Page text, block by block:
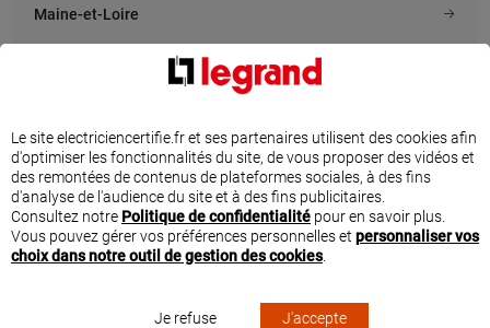
En savoir plus
En savoir plus
VBELEC
99 b rue de la chezine, 44360
SAINT-ETIENNE-DE-MONTLUC
En savoir plus
IDELEC
16 rue de cornen, 44510 LE
POULIGUEN
En savoir plus
Maine-et-Loire
TROUVEZ UN ÉLECTRICIEN CERTIFIÉ PAR
LEGRAND À PONTCHÂTEAU
Que ce soit pour ajouter des prises électriques, des interrupteurs, prévoir un
éclairage extérieur ou encore installer un système de pilotage pour une maison
Quel que soit le quartier dans lequel vous vous situez, il y aura toujours un
Le site electriciencertifie.fr et ses partenaires utilisent des cookies afin
d'optimiser les fonctionnalités du site, de vous proposer des vidéos et
des remontées de contenus de plateformes sociales, à des fins
d'analyse de l'audience du site et à des fins publicitaires.
Consultez notre Politique de confidentialité pour en savoir plus.
Vous pouvez gérer vos préférences personnelles et personnaliser vos
choix dans notre outil de gestion des cookies.
Je refuse J'accepte